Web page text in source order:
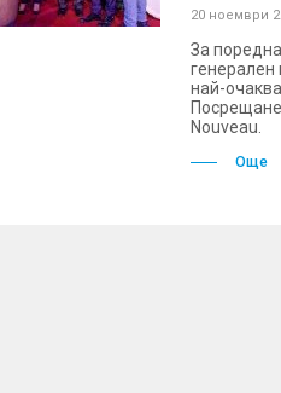
20 ноември
За
генерален
най-
Nouveau.
Още